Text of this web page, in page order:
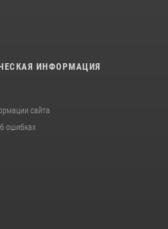
ИНФОРМАЦИЯ
сайта
ошибках